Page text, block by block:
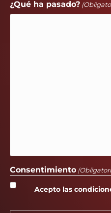
¿Qué ha pasado?
Consentimiento
Acepto las